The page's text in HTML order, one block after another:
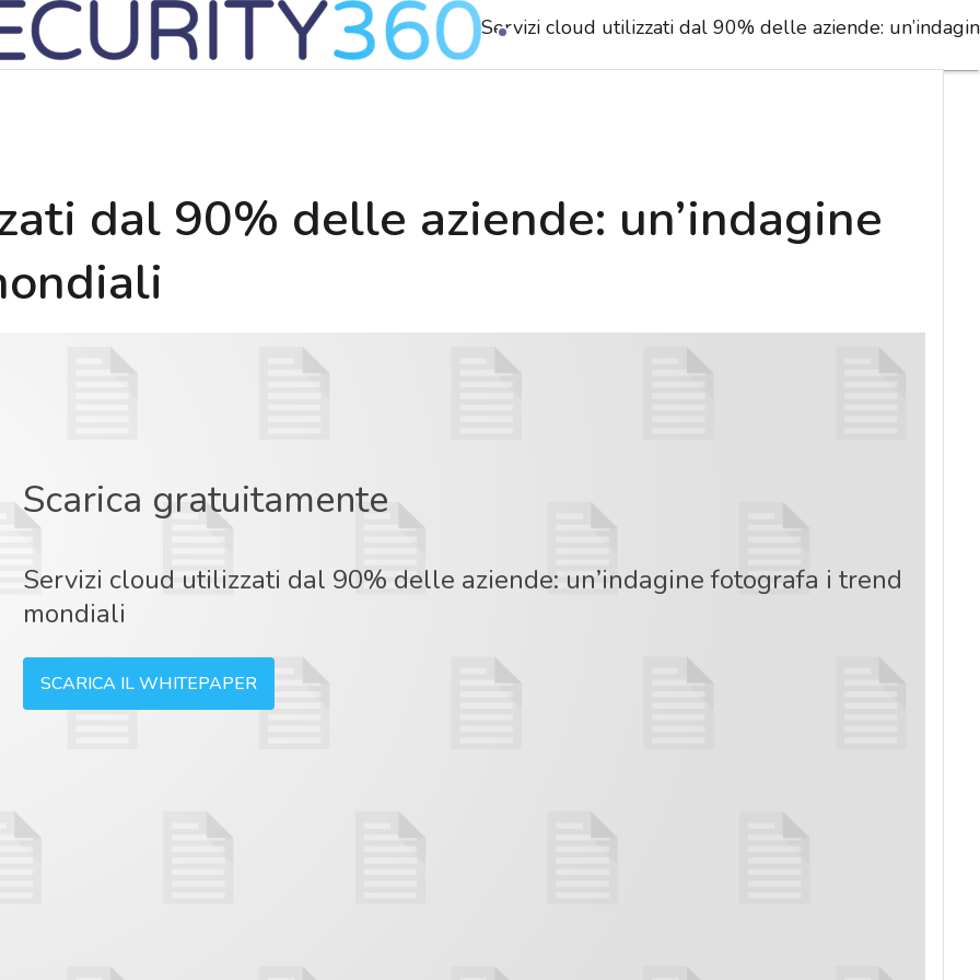
Servizi cloud utilizzati dal 90% delle aziende:
dal 90% delle aziende: un’indagine
Scarica gratuitamente
Servizi cloud utilizzati dal 90% delle aziende: un’indagine fotografa i trend
mondiali
SCARICA IL WHITEPAPER